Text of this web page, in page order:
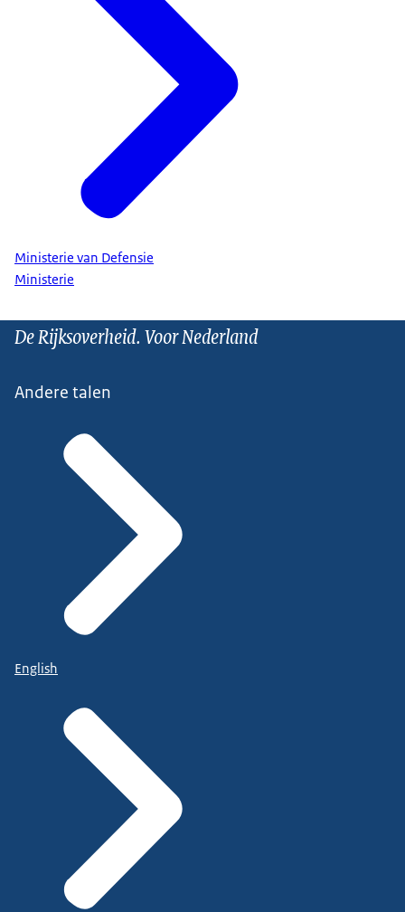
Ministerie van Defensie
Ministerie
De Rijksoverheid. Voor Nederland
Andere talen
English